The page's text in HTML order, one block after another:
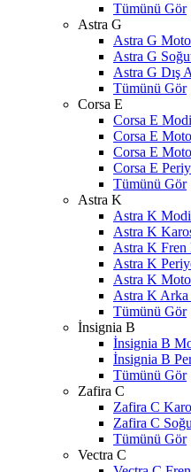
Tümünü Gör
Astra G
Astra G
Astra G
Astra G Dış
Tümünü Gör
Corsa E
Corsa E
Corsa E
Corsa E
Corsa E
Tümünü Gör
Astra K
Astra K
Astra K
Astra K Fren
Astra K
Astra K
Astra K Arka
Tümünü Gör
İnsignia B
İnsignia B
İnsignia B
Tümünü Gör
Zafira C
Zafira C
Zafira C
Tümünü Gör
Vectra C